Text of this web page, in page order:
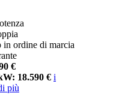
in ordine di marcia
€
18.590 € i
più